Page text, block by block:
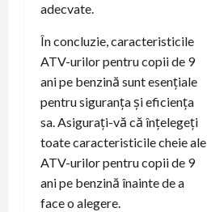
adecvate.
În concluzie, caracteristicile
ATV-urilor pentru copii de 9
ani pe benzină sunt esențiale
pentru siguranța și eficiența
sa. Asigurați-vă că înțelegeți
toate caracteristicile cheie ale
ATV-urilor pentru copii de 9
ani pe benzină înainte de a
face o alegere.